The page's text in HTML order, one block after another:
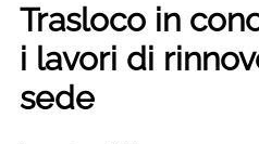
Trasloco in
i lavori di
sede